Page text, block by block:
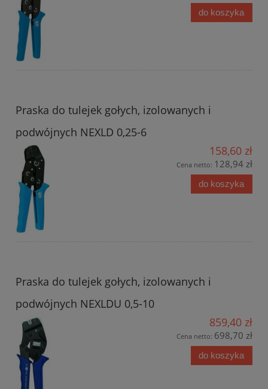
do koszyka
Praska do tulejek gołych, izolowanych i
podwójnych NEXLD 0,25-6
158,60 zł
Cena netto: 128,94 zł
do koszyka
Praska do tulejek gołych, izolowanych i
podwójnych NEXLDU 0,5-10
859,40 zł
Cena netto: 698,70 zł
do koszyka